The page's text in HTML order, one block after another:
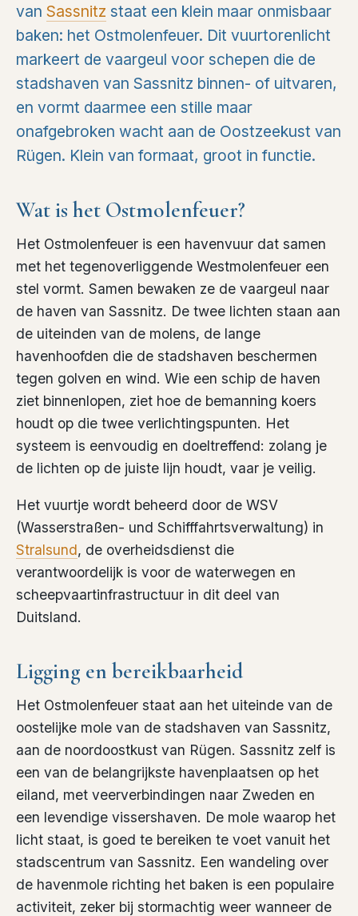
van Sassnitz staat een klein maar onmisbaar
baken: het Ostmolenfeuer. Dit vuurtorenlicht
markeert de vaargeul voor schepen die de
stadshaven van Sassnitz binnen- of uitvaren,
en vormt daarmee een stille maar
onafgebroken wacht aan de Oostzeekust van
Rügen. Klein van formaat, groot in functie.
Wat is het Ostmolenfeuer?
Het Ostmolenfeuer is een havenvuur dat samen
met het tegenoverliggende Westmolenfeuer een
stel vormt. Samen bewaken ze de vaargeul naar
de haven van Sassnitz. De twee lichten staan aan
de uiteinden van de molens, de lange
havenhoofden die de stadshaven beschermen
tegen golven en wind. Wie een schip de haven
ziet binnenlopen, ziet hoe de bemanning koers
houdt op die twee verlichtingspunten. Het
systeem is eenvoudig en doeltreffend: zolang je
de lichten op de juiste lijn houdt, vaar je veilig.
Het vuurtje wordt beheerd door de WSV
(Wasserstraßen- und Schifffahrtsverwaltung) in
Stralsund, de overheidsdienst die
verantwoordelijk is voor de waterwegen en
scheepvaartinfrastructuur in dit deel van
Duitsland.
Ligging en bereikbaarheid
Het Ostmolenfeuer staat aan het uiteinde van de
oostelijke mole van de stadshaven van Sassnitz,
aan de noordoostkust van Rügen. Sassnitz zelf is
een van de belangrijkste havenplaatsen op het
eiland, met veerverbindingen naar Zweden en
een levendige vissershaven. De mole waarop het
licht staat, is goed te bereiken te voet vanuit het
stadscentrum van Sassnitz. Een wandeling over
de havenmole richting het baken is een populaire
activiteit, zeker bij stormachtig weer wanneer de